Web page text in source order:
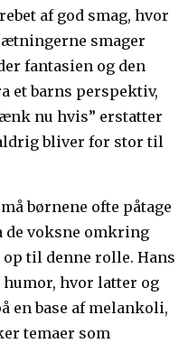
af god smag, hvor
smager
fantasien og den
et barns perspektiv,
nu hvis” erstatter
bliver for stor til
børnene ofte påtage
de voksne omkring
til denne rolle. Hans
humor, hvor latter og
en base af melankoli,
temaer som